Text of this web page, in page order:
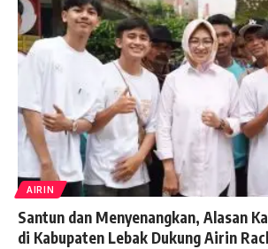
AIRIN
Santun dan Menyenangkan, Alasan
di Kabupaten Lebak Dukung Airin